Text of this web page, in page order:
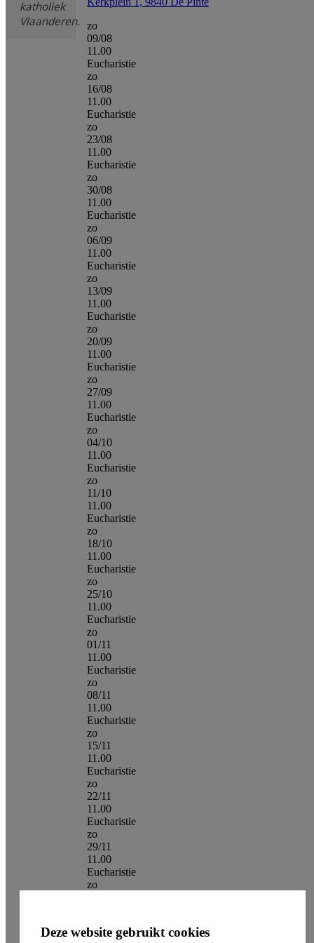
katholiek
Vlaanderen.
zo
09/08
11.00
Eucharistie
zo
16/08
11.00
Eucharistie
zo
23/08
11.00
Eucharistie
zo
30/08
11.00
Eucharistie
zo
06/09
11.00
Eucharistie
zo
13/09
11.00
Eucharistie
zo
20/09
11.00
Eucharistie
zo
27/09
11.00
Eucharistie
zo
04/10
11.00
Eucharistie
zo
11/10
11.00
Eucharistie
zo
18/10
11.00
Eucharistie
zo
25/10
11.00
Eucharistie
zo
01/11
11.00
Eucharistie
zo
08/11
11.00
Eucharistie
zo
15/11
11.00
Eucharistie
zo
22/11
11.00
Eucharistie
zo
29/11
11.00
Eucharistie
zo
zo
Deze website gebruikt cookies